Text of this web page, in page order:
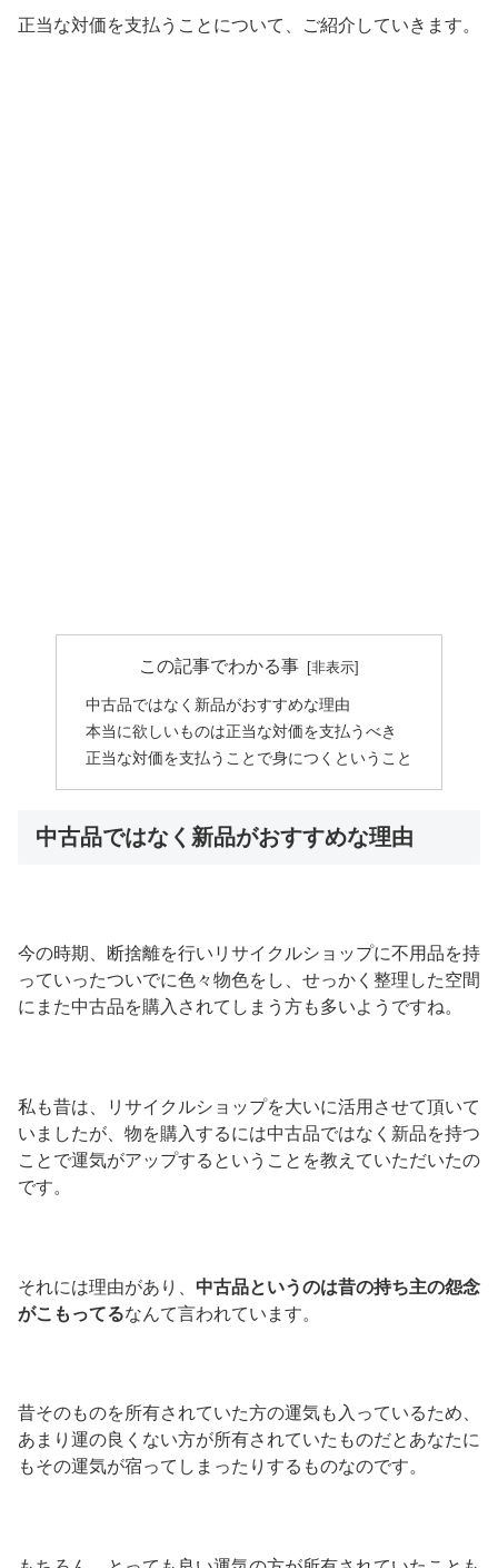
正当な対価を支払うことについて、ご紹介していきます。
この記事でわかる事
中古品ではなく新品がおすすめな理由
本当に欲しいものは正当な対価を支払うべき
正当な対価を支払うことで身につくということ
中古品ではなく新品がおすすめな理由
今の時期、断捨離を行いリサイクルショップに不用品を持
っていったついでに色々物色をし、せっかく整理した空間
にまた中古品を購入されてしまう方も多いようですね。
私も昔は、リサイクルショップを大いに活用させて頂いて
いましたが、物を購入するには中古品ではなく新品を持つ
ことで運気がアップするということを教えていただいたの
です。
それには理由があり、 中古品というのは昔の持ち主の怨念
がこもってるなんて言われています。
昔そのものを所有されていた方の運気も入っているため、
あまり運の良くない方が所有されていたものだとあなたに
もその運気が宿ってしまったりするものなのです。